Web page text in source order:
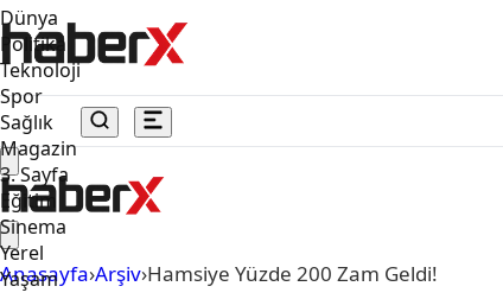
Dünya
Politika
Teknoloji
Spor
Sağlık
Magazin
3. Sayfa
Eğitim
Sinema
Yerel
Yaşam
Anasayfa›Arşiv›Hamsiye Yüzde 200 Zam Geldi!